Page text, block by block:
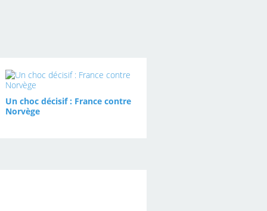
Un choc décisif : France contre
Norvège